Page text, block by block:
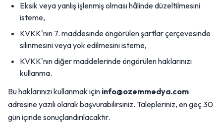
Eksik veya yanlış işlenmiş olması hâlinde düzeltilmesini
isteme,
KVKK'nın 7. maddesinde öngörülen şartlar çerçevesinde
silinmesini veya yok edilmesini isteme,
KVKK'nın diğer maddelerinde öngörülen haklarınızı
kullanma.
Bu haklarınızı kullanmak için info@ozemmedya.com
adresine yazılı olarak başvurabilirsiniz. Talepleriniz, en geç 30
gün içinde sonuçlandırılacaktır.